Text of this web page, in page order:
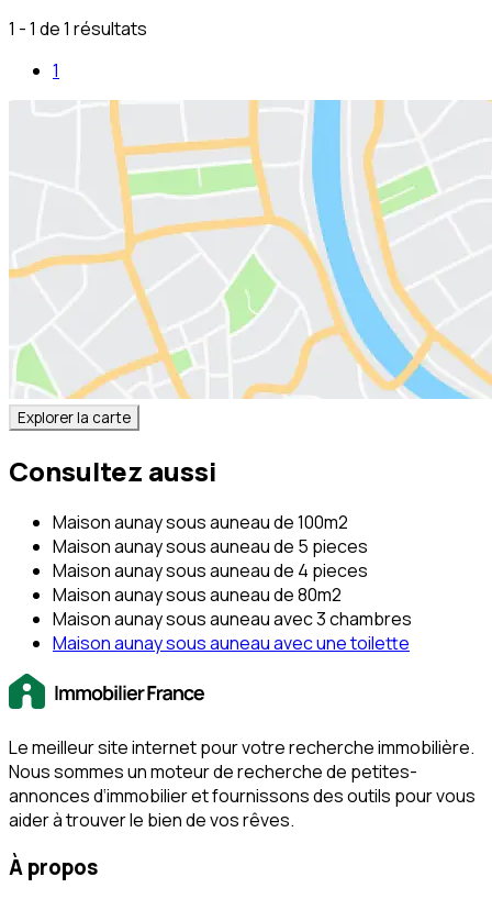
1 - 1 de 1 résultats
1
Explorer la carte
Consultez aussi
Maison aunay sous auneau de 100m2
Maison aunay sous auneau de 5 pieces
Maison aunay sous auneau de 4 pieces
Maison aunay sous auneau de 80m2
Maison aunay sous auneau avec 3 chambres
Maison aunay sous auneau avec une toilette
Le meilleur site internet pour votre recherche immobilière.
Nous sommes un moteur de recherche de petites-
annonces d‘immobilier et fournissons des outils pour vous
aider à trouver le bien de vos rêves.
À propos